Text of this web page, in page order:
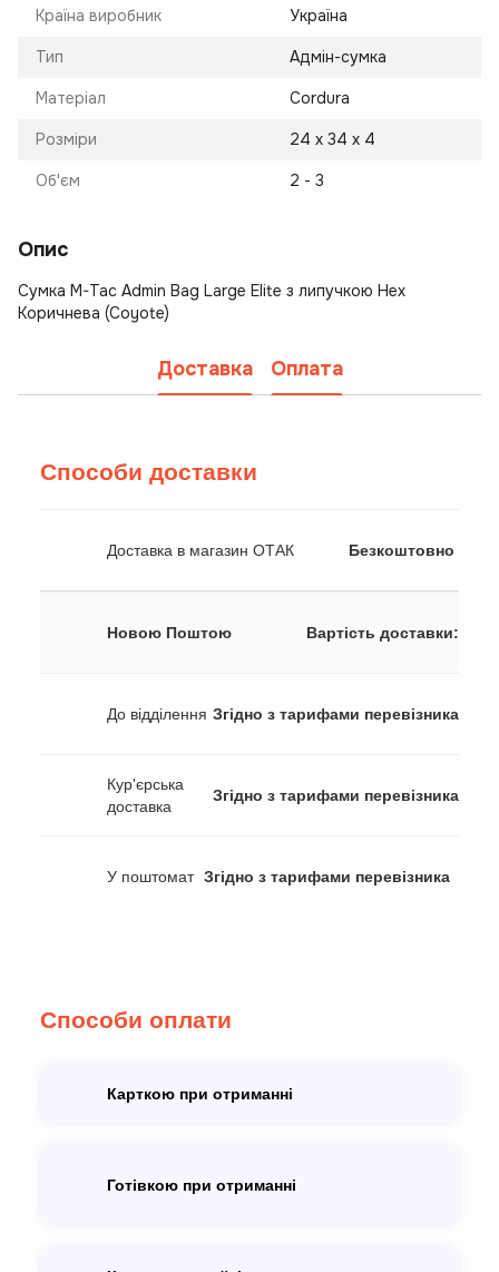
Країна виробник Україна
Тип Адмін-сумка
Матеріал Cordura
Розміри 24 х 34 х 4
Об'єм 2 - 3
Опис
Сумка M-Tac Admin Bag Large Elite з липучкою Hex
Коричнева (Coyote)
Доставка Оплата
Способи доставки
Доставка в магазин ОТАК Безкоштовно
Новою Поштою Вартість доставки:
До відділення Згідно з тарифами перевізника
Кур'єрська
доставка
Згідно з тарифами перевізника
У поштомат Згідно з тарифами перевізника
Способи оплати
Карткою при отриманні
Готівкою при отриманні